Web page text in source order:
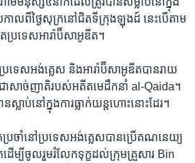
ាល​ពី​ថ្ងៃ​សុក្រនៅ​ជិត​ទីក្រុង​ឡុងដ៍ ​នេះ​បើ​តាម​
ត​ប្រទេស​អារ៉ាប៊ី​សាអូឌីត។
ទេស​អង់គ្លេស ​និង​អារ៉ាប៊ី​សាអូឌីត​បាន​រាយ
ា​សាច់​ញាតិ​របស់​អតីត​មេដឹកនាំ al-Qaida។
ស្លាប់​នៅ​ក្នុង​ការ​ធ្លាក់​យន្តហោះ​នោះ​ដែរ។
ប្រចាំ​នៅ​ប្រទេស​អង់គ្លេស​បាន​ប្រើ​គណនេយ្យ
ដើម្បី​ចូលរួម​រំលែក​ទុក្ខ​ដល់​ក្រុម​គ្រួសារ Bin